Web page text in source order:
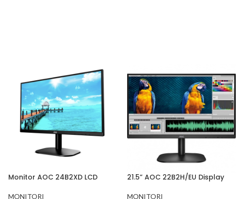
Monitor AOC 24B2XD LCD
MONITORI
21.5” AOC 22B2H/EU Display
MONITORI